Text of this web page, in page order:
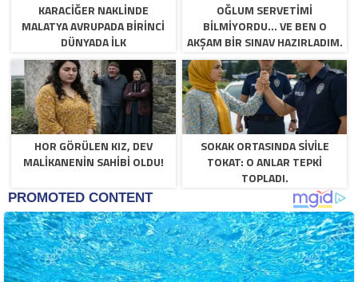
KARACIĞER NAKLINDE
MALATYA AVRUPADA BIRINCI
DÜNYADA İLK
OĞLUM SERVETIMI
BILMIYORDU… VE BEN O
AKŞAM BIR SINAV HAZIRLADIM.
HOR GÖRÜLEN KIZ, DEV
MALIKANENIN SAHIBI OLDU!
SOKAK ORTASINDA SIVILE
TOKAT: O ANLAR TEPKI
TOPLADI.